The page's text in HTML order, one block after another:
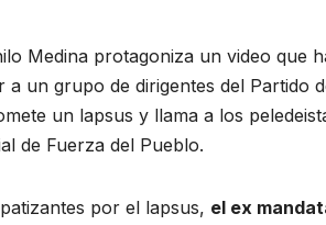
Medina protagoniza un video que
a un grupo de dirigentes del Partido
un lapsus y llama a los
de Fuerza del Pueblo.
por el lapsus, el ex